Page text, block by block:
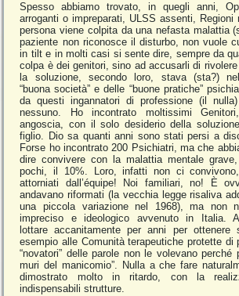
Spesso abbiamo trovato, in quegli anni,
arroganti o impreparati, ULSS assenti, Regioni
persona viene colpita da una nefasta malattia
paziente non riconosce il disturbo, non vuole
in tilt e in molti casi si sente dire, sempre da
colpa è dei genitori, sino ad accusarli di
la soluzione, secondo loro, stava (sta?)
“buona società” e delle “buone pratiche”
da questi ingannatori di professione (il
nessuno. Ho incontrato moltissimi
angoscia, con il solo desiderio della
figlio. Dio sa quanti anni sono stati persi a
Forse ho incontrato 200 Psichiatri, ma che
dire convivere con la malattia mentale
pochi, il 10%. Loro, infatti non ci
attorniati dall’équipe! Noi familiari, no! È
andavano riformati (la vecchia legge risaliva
una piccola variazione nel 1968), ma non
impreciso e ideologico avvenuto in Italia.
lottare accanitamente per anni per ottenere
esempio alle Comunità terapeutiche protette di
“novatori” delle parole non le volevano perché
muri del manicomio”. Nulla a che fare
dimostrato molto in ritardo, con la
indispensabili strutture.